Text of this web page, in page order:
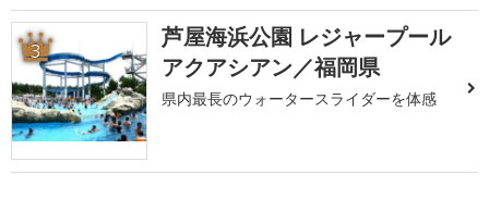
3
芦屋海浜公園 レジャープール
アクアシアン／福岡県
県内最長のウォータースライダーを体感